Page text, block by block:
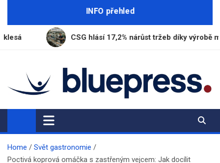
INFO přehled
CSG hlásí 17,2% nárůst tržeb díky výrobě munice
BluePress.cz
Seriózní průvodce moderním životem
Home
Svět gastronomie
Poctivá koprová omáčka s zastřeným vejcem: Jak docílit